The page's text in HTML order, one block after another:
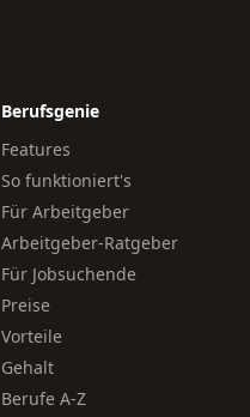
Berufsgenie
Features
So funktioniert's
Für Arbeitgeber
Arbeitgeber-Ratgeber
Für Jobsuchende
Preise
Vorteile
Gehalt
Berufe A-Z